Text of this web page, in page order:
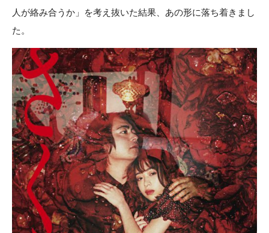
人が絡み合うか」を考え抜いた結果、あの形に落ち着きまし
た。